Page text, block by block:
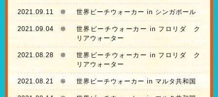
2021.09.11❊ 世界ビーチウォーカー in シンガポール
2021.09.04 ❊
世界ビーチウォーカー in フロリダ ク
リアウォーター
2021.08.28 ❊
世界ビーチウォーカー in フロリダ ク
リアウォーター
2021.08.21 ❊ 世界ビーチウォーカー in マルタ共和国